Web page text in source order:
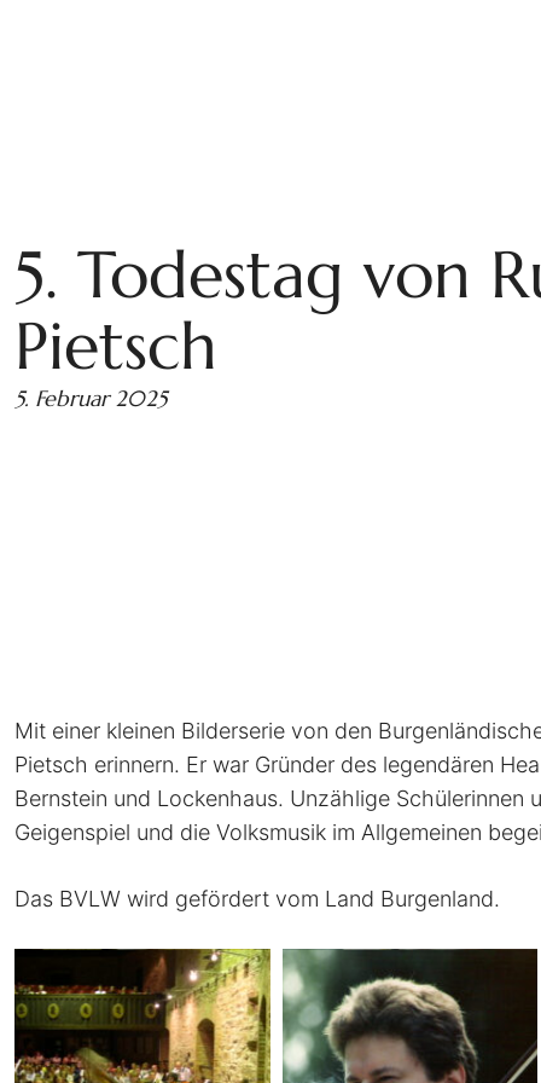
5. Todestag von
Pietsch
5. Februar 2025
Mit einer kleinen Bilderserie von den
Pietsch erinnern. Er war Gründer des legendären
Bernstein und Lockenhaus. Unzählige
Geigenspiel und die Volksmusik im Allgemeinen
Das BVLW wird gefördert vom Land Burgenland.